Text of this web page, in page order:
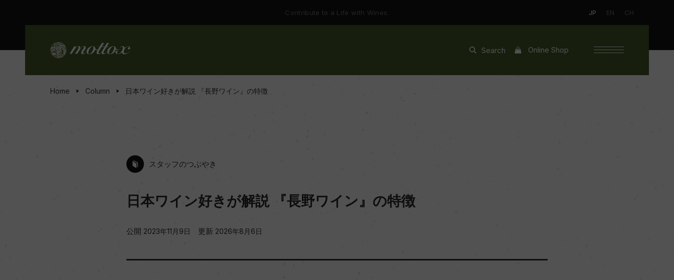
Contribute to a Life with Wines. JP EN CH
Search Online Shop
Home Column 日本ワイン好きが解説 『長野ワイン』の特徴
スタッフのつぶやき
日本ワイン好きが解説 『長野ワイン』の特徴
公開 2023年11月9日 更新 2026年8月6日